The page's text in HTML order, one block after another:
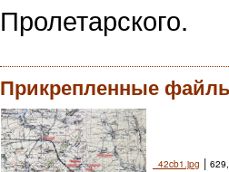
Пролетарского.
Прикрепленные
_42cb1.jpg |